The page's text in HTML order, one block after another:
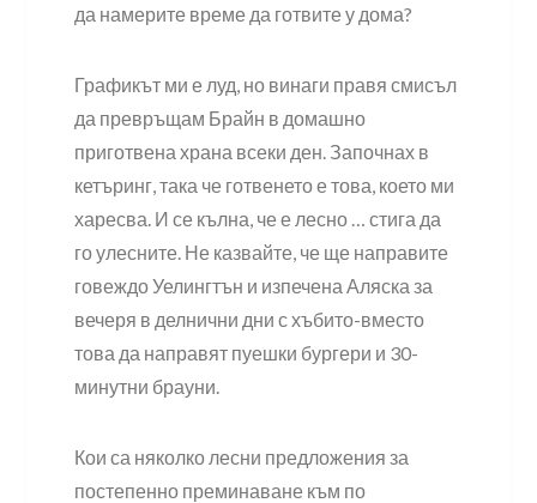
да намерите време да готвите у дома?
Графикът ми е луд, но винаги правя смисъл
да превръщам Брайн в домашно
приготвена храна всеки ден. Започнах в
кетъринг, така че готвенето е това, което ми
харесва. И се кълна, че е лесно … стига да
го улесните. Не казвайте, че ще направите
говеждо Уелингтън и изпечена Аляска за
вечеря в делнични дни с хъбито-вместо
това да направят пуешки бургери и 30-
минутни брауни.
Кои са няколко лесни предложения за
постепенно преминаване към по